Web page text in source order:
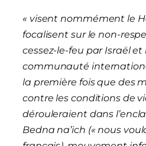
« visent nommément le
focalisent sur le non-
cessez-le-feu par Israël et
communauté
la première fois que des
contre les conditions de
dérouleraient dans
Bedna na’ich (« nous